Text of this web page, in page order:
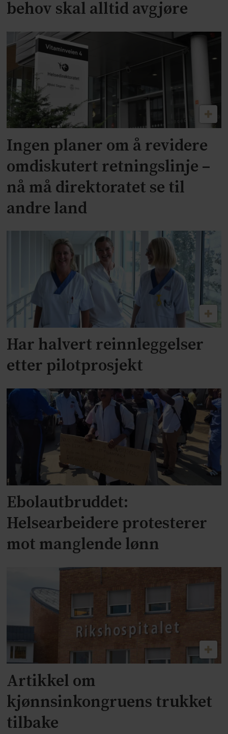
behov skal alltid avgjøre
Ingen planer om å revidere
omdiskutert retningslinje –
nå må direktoratet se til
andre land
Har halvert reinnleggelser
etter pilotprosjekt
Ebolautbruddet:
Helsearbeidere protesterer
mot manglende lønn
Artikkel om
kjønnsinkongruens trukket
tilbake